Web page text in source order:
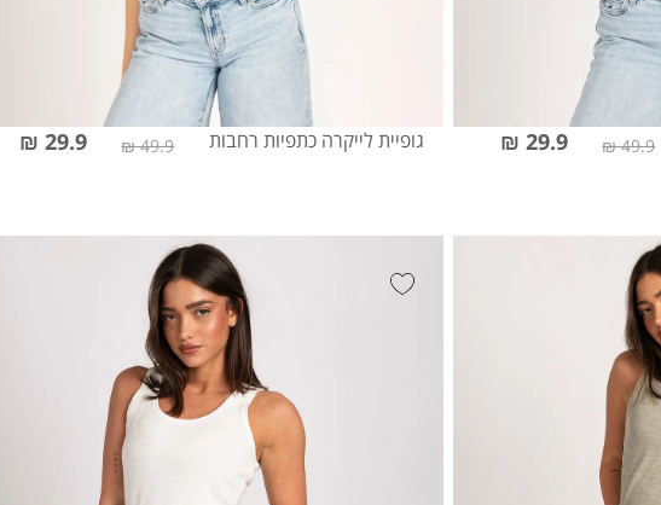
29.9 ₪ 49.9 ₪ גופיית לייקרה כתפיות רחבות 29.9 ₪ 49.9 ₪